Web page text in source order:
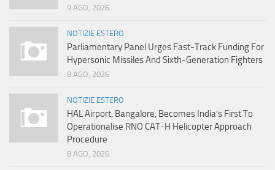
9 AGO, 2026
NOTIZIE ESTERO
Parliamentary Panel Urges Fast-Track Funding For
Hypersonic Missiles And Sixth-Generation Fighters
8 AGO, 2026
NOTIZIE ESTERO
HAL Airport, Bangalore, Becomes India’s First To
Operationalise RNO CAT-H Helicopter Approach
Procedure
8 AGO, 2026